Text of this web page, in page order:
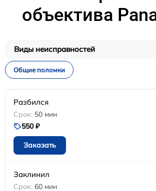
объектива
Виды неисправностей
Общие поломки
Разбился
50 мин
550 ₽
Заказать
Заклинил
60 мин